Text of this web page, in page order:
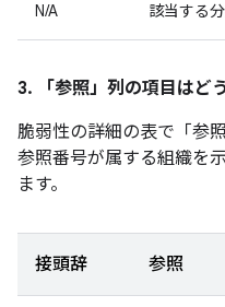
N/A 該当する
3. 「参照」 列の項目はど
脆弱性の詳細の表で「参照
参照番号が属する組織を
ます。
接頭辞 参照